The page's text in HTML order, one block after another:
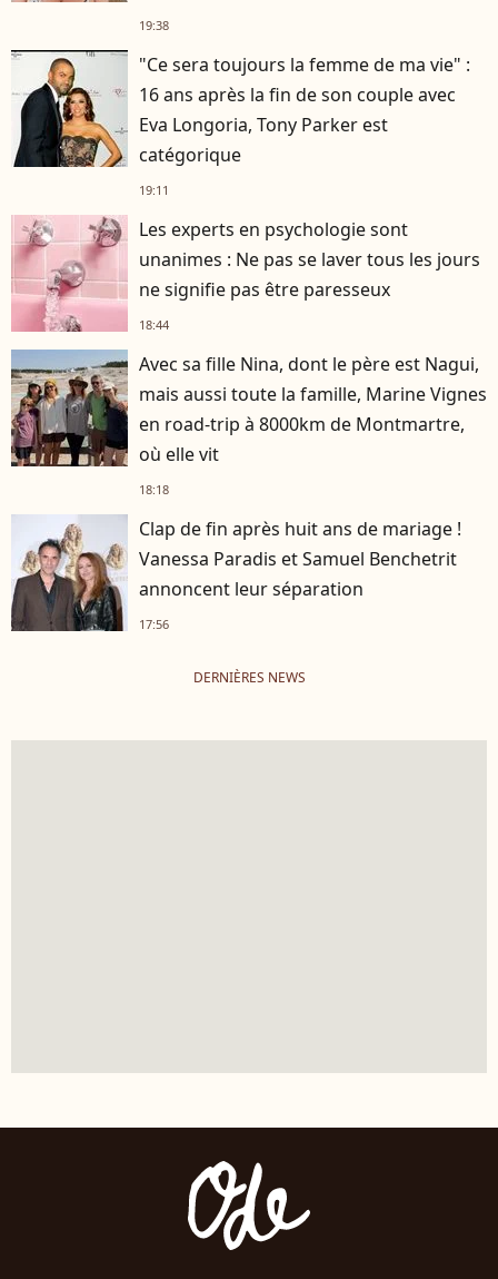
19:38
"Ce sera toujours la femme de ma vie" :
16 ans après la fin de son couple avec
Eva Longoria, Tony Parker est
catégorique
19:11
Les experts en psychologie sont
unanimes : Ne pas se laver tous les jours
ne signifie pas être paresseux
18:44
Avec sa fille Nina, dont le père est Nagui,
mais aussi toute la famille, Marine Vignes
en road-trip à 8000km de Montmartre,
où elle vit
18:18
Clap de fin après huit ans de mariage !
Vanessa Paradis et Samuel Benchetrit
annoncent leur séparation
17:56
DERNIÈRES NEWS